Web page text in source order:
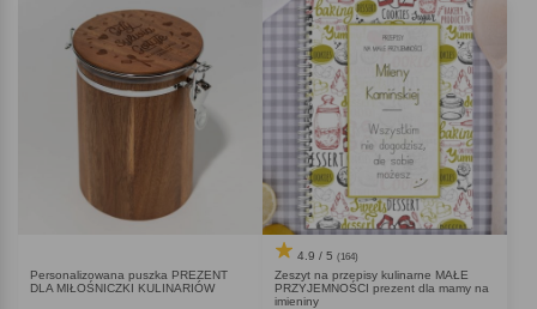
Personalizowana puszka PREZENT
DLA MIŁOŚNICZKI KULINARIÓW
4.9 / 5 (164)
Zeszyt na przepisy kulinarne MAŁE
PRZYJEMNOŚCI prezent dla mamy na
imieniny